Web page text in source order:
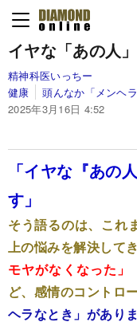
イヤな「あの人
精神科医いっちー
健康
頭んなか「メンヘ
2025年3月16日 4:52
「イヤな『あの
す」
そう語るのは、これ
上の悩みを解決して
モヤがなくなった」
ど、感情のコントロ
ヘラなとき」がありま